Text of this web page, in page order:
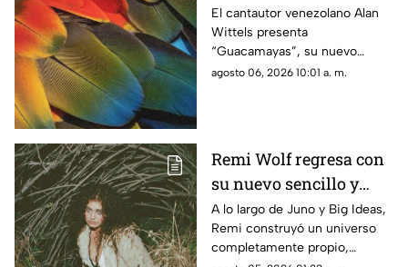
homenaje musical a la
identidad, las nostalgia
y el sentido de
pertenencia
El cantautor venezolano Alan
Wittels presenta
“Guacamayas”, su nuevo
sencillo disponible a partir del
vínculos emocionales que nos
conectan con el lugar al que
llamamos hogar.
agosto 06, 2026 10:01 a. m.
Remi Wolf regresa con
su nuevo sencillo y
video 'Twiggy'
A lo largo de Juno y Big Ideas,
Remi construyó un universo
completamente propio,